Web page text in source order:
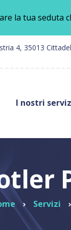
4, 35013
I nostri
Medica
Pilates
Prelievi
Servizi
la tua seduta